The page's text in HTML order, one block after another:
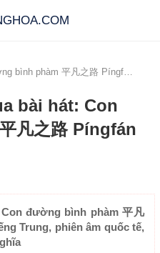
bài hát: Con
凡之路 Píngfán
đường bình phàm 平凡
Trung, phiên âm quốc tế,